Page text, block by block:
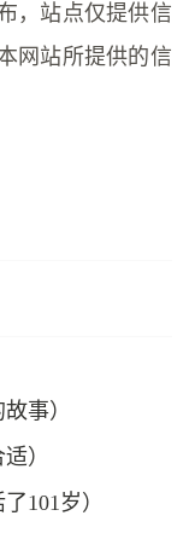
，站点仅提供信
网站所提供的信
事）
）
101岁）